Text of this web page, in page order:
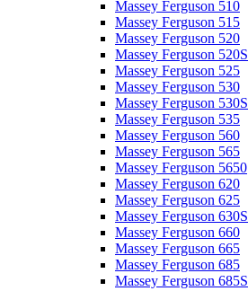
Massey Ferguson 510
Massey Ferguson 515
Massey Ferguson 520
Massey Ferguson 520S
Massey Ferguson 525
Massey Ferguson 530
Massey Ferguson 530S
Massey Ferguson 535
Massey Ferguson 560
Massey Ferguson 565
Massey Ferguson 5650
Massey Ferguson 620
Massey Ferguson 625
Massey Ferguson 630S
Massey Ferguson 660
Massey Ferguson 665
Massey Ferguson 685
Massey Ferguson 685S